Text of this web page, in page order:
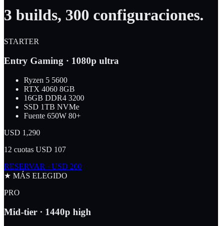
3 builds, 300 configuraciones.
STARTER
Entry Gaming · 1080p ultra
Ryzen 5 5600
RTX 4060 8GB
16GB DDR4 3200
SSD 1TB NVMe
Fuente 650W 80+
USD 1,290
12 cuotas USD 107
RESERVAR · USD 200
★ MÁS ELEGIDO
PRO
Mid-tier · 1440p high